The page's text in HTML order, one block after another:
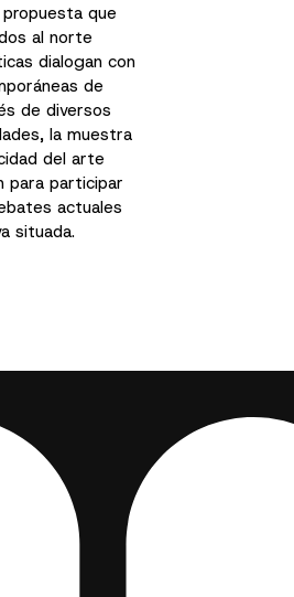
que
al norte
dialogan con
de
de diversos
la muestra
del arte
para participar
actuales
situada.